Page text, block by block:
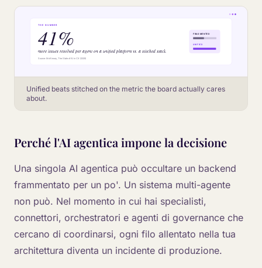
Unified beats stitched on the metric the board actually cares
about.
Perché l'AI agentica impone la decisione
Una singola AI agentica può occultare un backend
frammentato per un po'. Un sistema multi-agente
non può. Nel momento in cui hai specialisti,
connettori, orchestratori e agenti di governance che
cercano di coordinarsi, ogni filo allentato nella tua
architettura diventa un incidente di produzione.